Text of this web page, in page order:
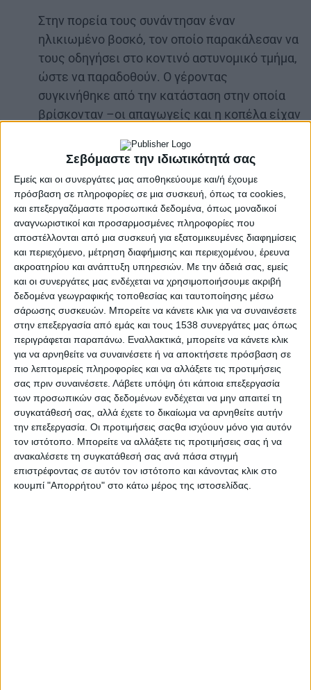
Σεβόμαστε την ιδιωτικότητά σας
Εμείς και οι συνεργάτες μας αποθηκεύουμε και/ή έχουμε
πρόσβαση σε πληροφορίες σε μια συσκευή, όπως τα cookies,
και επεξεργαζόμαστε προσωπικά δεδομένα, όπως μοναδικοί
αναγνωριστικοί και προσαρμοσμένες πληροφορίες που
αποστέλλονται από μια συσκευή για εξατομικευμένες διαφημίσεις
και περιεχόμενο, μέτρηση διαφήμισης και περιεχομένου, έρευνα
ακροατηρίου και ανάπτυξη υπηρεσιών. Με την άδειά σας, εμείς
και οι συνεργάτες μας ενδέχεται να χρησιμοποιήσουμε ακριβή
δεδομένα γεωγραφικής τοποθεσίας και ταυτοποίησης μέσω
σάρωσης συσκευών. Μπορείτε να κάνετε κλικ για να συναινέσετε
στην επεξεργασία από εμάς και τους 1538 συνεργάτες μας όπως
περιγράφεται παραπάνω. Εναλλακτικά, μπορείτε να κάνετε κλικ
για να αρνηθείτε να συναινέσετε ή να αποκτήσετε πρόσβαση σε
πιο λεπτομερείς πληροφορίες και να αλλάξετε τις προτιμήσεις
σας πριν συναινέσετε. Λάβετε υπόψη ότι κάποια επεξεργασία
των προσωπικών σας δεδομένων ενδέχεται να μην απαιτεί τη
συγκατάθεσή σας, αλλά έχετε το δικαίωμα να αρνηθείτε αυτήν
την επεξεργασία. Οι προτιμήσεις σαςθα ισχύουν μόνο για αυτόν
τον ιστότοπο. Μπορείτε να αλλάξετε τις προτιμήσεις σας ή να
ανακαλέσετε τη συγκατάθεσή σας ανά πάσα στιγμή
επιστρέφοντας σε αυτόν τον ιστότοπο και κάνοντας κλικ στο
κουμπί "Απορρήτου" στο κάτω μέρος της ιστοσελίδας.
Στην πορεία τους συνάντησαν έναν
ηλικιωμένο βοσκό, τον οποίο παρακάλεσαν να
τους οδηγήσει στο κοντινό αστυνομικό τμήμα,
ώστε να παραδοθούν. Ο γέροντας
συγκινήθηκε από την κατάσταση στην οποία
βρίσκονταν –οι απαγωγείς και η κοπέλα είχαν
έναν από τους γιους του να τους συνοδεύσει
μέχρι τον σταθμάρχη, όπου και παραδόθηκαν.
Από εκεί αφέθηκαν ελεύθεροι και σήμερα το
απόγευμα έφτασαν στην πόλη μας. Αύριο ο
Θωμάς θα μεταβεί στο Μεσολόγγι για να
ζητήσει από τον Μητροπολίτη την άδεια
τέλεσης του γάμου του με τη Βασιλική.
Στο μεταξύ, ο πατέρας της νεαρής, που
βρισκόταν στο χωριό τους, τη Γράνιτσα, μόλις
πληροφορήθηκε τα γεγονότα ειδοποίησε
συγγενείς στο Αγρίνιο να κρατήσουν την κόρη
του μέχρι να φτάσει εκεί. Οι συγγενείς,
ωστόσο, αρνήθηκαν να προβούν σε μια τέτοια
ενέργεια.
Υποσημείωση:Οι χρονολογίες που καταγράφονται πριν την 16η